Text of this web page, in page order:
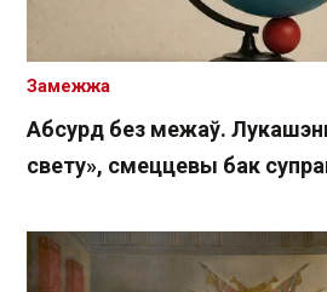
Абсурд без межаў.
свету», смеццевы бак
Замежжа